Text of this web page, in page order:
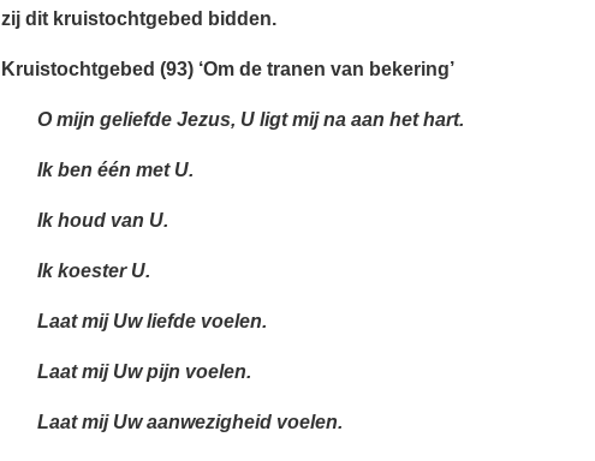
zij dit kruistochtgebed bidden.
Kruistochtgebed (93) ‘Om de tranen van bekering’
O mijn geliefde Jezus, U ligt mij na aan het hart.
Ik ben één met U.
Ik houd van U.
Ik koester U.
Laat mij Uw liefde voelen.
Laat mij Uw pijn voelen.
Laat mij Uw aanwezigheid voelen.